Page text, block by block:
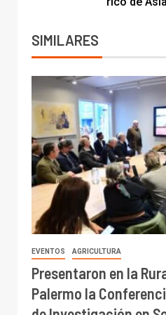
SIMILARES
EVENTOS AGRICULTURA
Presentaron en la
Palermo la